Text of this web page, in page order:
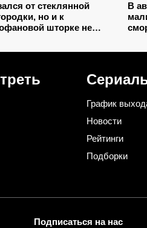
от стеклянной
но и к
шторке не
В
График
Новости
Рейтинги
Подборки
Подписаться на нас